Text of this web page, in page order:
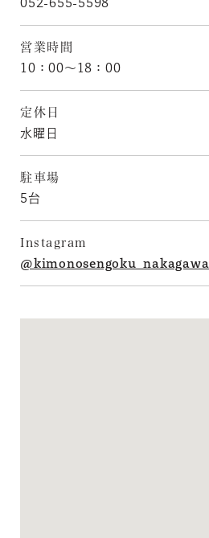
052-655-5598
営業時間
10：00〜18：00
定休日
水曜日
駐車場
5台
Instagram
@kimonosengoku_nakagawa